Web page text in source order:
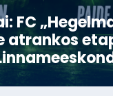
FC
atrankos